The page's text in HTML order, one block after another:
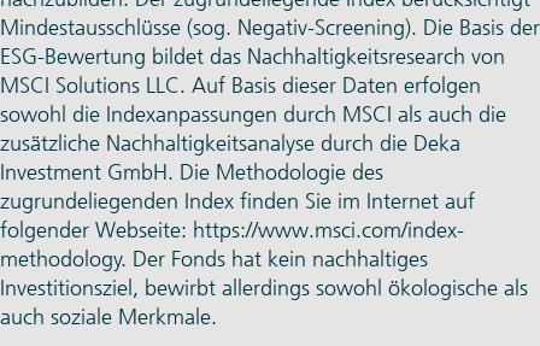
Mindestausschlüsse (sog. Negativ-Screening). Die Basis der
ESG-Bewertung bildet das Nachhaltigkeitsresearch von
MSCI Solutions LLC. Auf Basis dieser Daten erfolgen
sowohl die Indexanpassungen durch MSCI als auch die
zusätzliche Nachhaltigkeitsanalyse durch die Deka
Investment GmbH. Die Methodologie des
zugrundeliegenden Index finden Sie im Internet auf
folgender Webseite: https://www.msci.com/index-
methodology. Der Fonds hat kein nachhaltiges
Investitionsziel, bewirbt allerdings sowohl ökologische als
auch soziale Merkmale.